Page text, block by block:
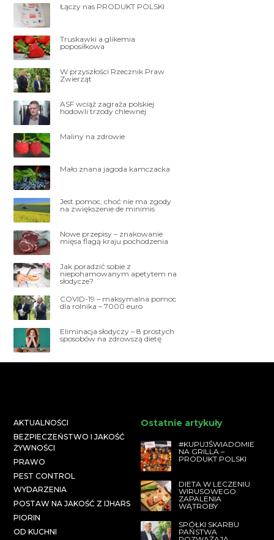
Łączy nas PRODUKT POLSKI
Truskawki a glikemia
poposiłkowa
W przyszłości Rzecznik Praw
Zwierząt
ASF wciąż zagraża polskiej
hodowli trzody chlewnej
Maliny na zdrowie
Mało znana jagoda kamczacka
Jest pomoc, choć nie ma zgody
na zwiększenie de minimis
Nowe przepisy – znakowanie
mięsa flagą kraju pochodzenia
Jak poradzić sobie z
niepohamowanym apetytem na
słodycze?
COVID-19 – maksymalna pomoc
dla rolnika – 7000 euro
Eliminacja słodyczy – 8 prostych
sposobów na zdrowszą dietę
AKTUALNOŚCI
BEZPIECZEŃSTWO I JAKOŚĆ
ŻYWNOŚCI
PRAWO
PEST CONTROL
WYDARZENIA
POSTAW NA JAKOŚĆ Z IJHARS
PIORIN
OD KUCHNI
Ostatnie artykuły
#KUPUJŚWIADOMIE
NA GRILLA –
PRODUKT POLSKI
DIETA W LECZENIU
WIRUSOWEGO
ZAPALENIA
WĄTROBY
SPÓŁKI SKARBU
PAŃSTWA